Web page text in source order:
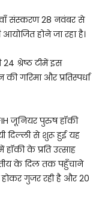
संस्करण 28 नवंबर से
होने जा रहा है।
श्रेष्ठ टीमें इस
गरिमा और प्रतिस्पर्धा
जूनियर पुरुष हॉकी
दिल्ली से शुरू हुई यह
के प्रति उत्साह
के दिल तक पहुँचाने
होकर गुजर रही है और 20